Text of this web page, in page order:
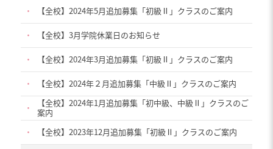
・ 【全校】2024年5月追加募集「初級Ⅱ」クラスのご案内
・ 【全校】3月学院休業日のお知らせ
・ 【全校】2024年3月追加募集「初級Ⅱ」クラスのご案内
・ 【全校】2024年２月追加募集「中級Ⅱ」クラスのご案内
・
【全校】2024年1月追加募集「初中級、中級Ⅱ」クラスのご
案内
・
【全校】2023年12月追加募集「初級Ⅱ」クラスのご案内